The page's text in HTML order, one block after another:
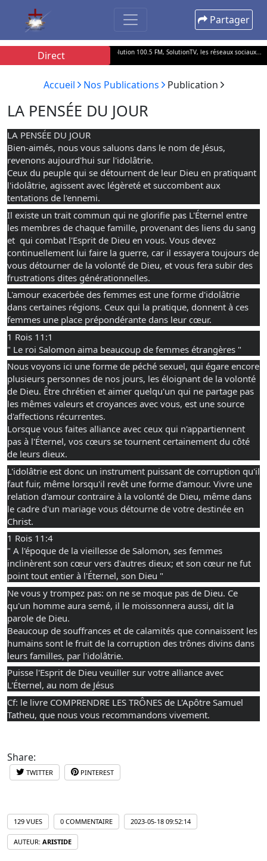
Partager
Direct
Dominical En direct sur Radio Solution 100.5 FM, SolutionTV, les réseaux sociaux... •
Accueil Nos Publications Publication
LA PENSÉE DU JOUR
LA PENSÉE DU JOUR
Bien-aimés, nous vous saluons dans le nom de Jésus,
revenons aujourd'hui sur l'idolâtrie.
Ceux du peuple qui se détournent de leur Dieu en pratiquant
l'idolâtrie, agissent avec légèreté et succombent aux
tentations de l'ennemi.
Il existe un trait commun qui ne glorifie pas L'Éternel entre
les membres de chaque famille, provenant des liens du sang
et  qui combat l'Esprit de Dieu en vous. Vous devez
continuellement lui faire la guerre, car il essayera toujours de
vous détourner de la volonté de Dieu, et vous fera subir des
frustrations dites générationnelles.
L'amour exacerbée des femmes est une forme d'idolâtrie
dans certaines régions. Ceux qui la pratique, donnent à ces
femmes une place prépondérante dans leur cœur.
1 Rois 11:1
" Le roi Salomon aima beaucoup de femmes étrangères "
Nous voyons ici une forme de péché sexuel, qui égare encore
plusieurs personnes de nos jours, les éloignant de la volonté
de Dieu. Être chrétien et aimer quelqu'un qui ne partage pas
les mêmes valeurs et croyances avec vous, est une source
d'affections récurrentes.
Lorsque vous faites alliance avec ceux qui n'appartiennent
pas à l'Éternel, vos cœurs se tournent certainement du côté
de leurs dieux.
L'idolâtrie est donc un instrument puissant de corruption qu'il
faut fuir, même lorsqu'il revêt une forme d'amour. Vivre une
relation d'amour contraire à la volonté de Dieu, même dans
le cadre d'un mariage vous détourne de votre destinée en
Christ.
1 Rois 11:4
" A l'époque de la vieillesse de Salomon, ses femmes
inclinèrent son cœur vers d'autres dieux; et son cœur ne fut
point tout entier à l'Éternel, son Dieu "
Ne vous y trompez pas: on ne se moque pas de Dieu. Ce
qu'un homme aura semé, il le moissonnera aussi, dit la
parole de Dieu.
Beaucoup de souffrances et de calamités que connaissent les
humains sont le fruit de la corruption des trônes divins dans
leurs familles, par l'idolâtrie.
Puisse l'Esprit de Dieu veuiller sur votre alliance avec
L'Éternel, au nom de Jésus
Cf: le livre COMPRENDRE LES TRÔNES de L'Apôtre Samuel
Tatheu, que nous vous recommandons vivement.
Share:
TWITTER PINTEREST
129 VUES 0 COMMENTAIRE 2023-05-18 09:52:14
AUTEUR: ARISTIDE